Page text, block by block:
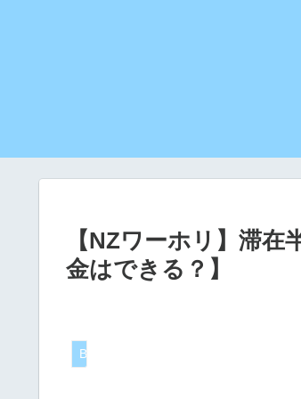
【NZワーホリ】滞
金はできる？】
Blog